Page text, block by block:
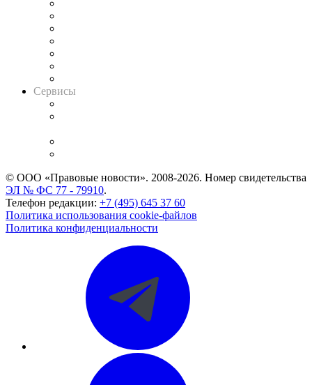
Сервисы
© ООО «Правовые новости». 2008-2026. Номер свидетельства
ЭЛ № ФС 77 - 79910.
Телефон редакции: +7 (495) 645 37 60
Политика использования cookie-файлов
Политика конфиденциальности